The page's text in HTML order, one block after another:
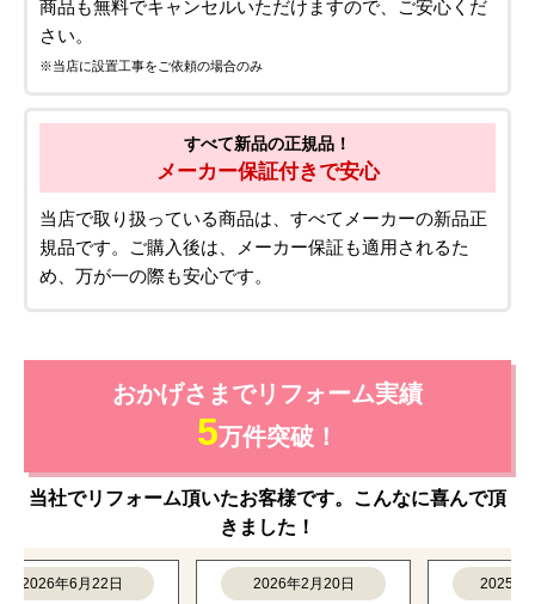
商品も無料でキャンセルいただけますので、ご安心くだ
さい。
※当店に設置工事をご依頼の場合のみ
すべて新品の正規品！
メーカー保証付きで安心
当店で取り扱っている商品は、すべてメーカーの新品正
規品です。ご購入後は、メーカー保証も適用されるた
め、万が一の際も安心です。
おかげさまでリフォーム実績
5万件突破！
当社でリフォーム頂いたお客様です。こんなに喜んで頂
きました！
年6月22日
2026年2月20日
2025年12月